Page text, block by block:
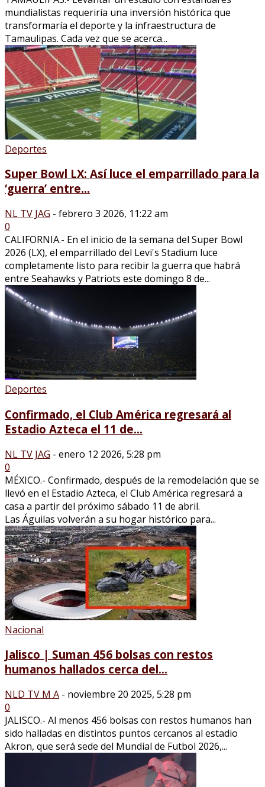
mundialistas requeriría una inversión histórica que
transformaría el deporte y la infraestructura de
Tamaulipas. Cada vez que se acerca...
Deportes
Super Bowl LX: Así luce el emparrillado para la
‘guerra’ entre...
NL TV JAG - febrero 3 2026, 11:22 am
0
CALIFORNIA.- En el inicio de la semana del Super Bowl
2026 (LX), el emparrillado del Levi's Stadium luce
completamente listo para recibir la guerra que habrá
entre Seahawks y Patriots este domingo 8 de...
Deportes
Confirmado, el Club América regresará al
Estadio Azteca el 11 de...
NL TV JAG - enero 12 2026, 5:28 pm
0
MÉXICO.- Confirmado, después de la remodelación que se
llevó en el Estadio Azteca, el Club América regresará a
casa a partir del próximo sábado 11 de abril.
Las Águilas volverán a su hogar histórico para...
Nacional
Jalisco | Suman 456 bolsas con restos
humanos hallados cerca del...
NLD TV M A - noviembre 20 2025, 5:28 pm
0
JALISCO.- Al menos 456 bolsas con restos humanos han
sido halladas en distintos puntos cercanos al estadio
Akron, que será sede del Mundial de Futbol 2026,...